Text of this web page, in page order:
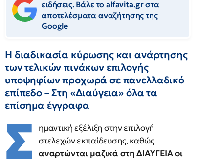
ειδήσεις. Βάλε το alfavita.gr στα
αποτελέσματα αναζήτησης της
Google
Η διαδικασία κύρωσης και ανάρτησης
των τελικών πινάκων επιλογής
υποψηφίων προχωρά σε πανελλαδικό
επίπεδο – Στη «Διαύγεια» όλα τα
επίσημα έγγραφα
Σ
ημαντική εξέλιξη στην επιλογή
στελεχών εκπαίδευσης, καθώς
αναρτώνται μαζικά στη ΔΙΑΥΓΕΙΑ οι